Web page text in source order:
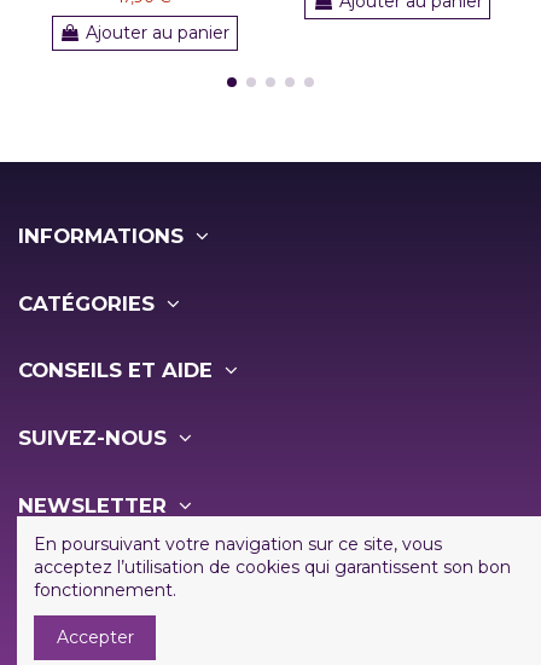
Ajouter au panier
INFORMATIONS
CATÉGORIES
CONSEILS ET AIDE
SUIVEZ-NOUS
NEWSLETTER
En poursuivant votre navigation sur ce site, vous
acceptez l’utilisation de cookies qui garantissent son bon
fonctionnement.
Accepter